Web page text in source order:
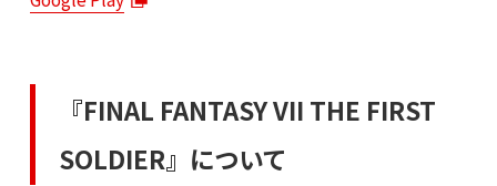
『FINAL FANTASY VII THE FIRST
SOLDIER』について